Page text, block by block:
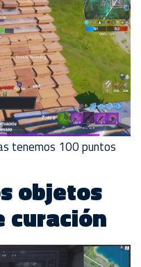
tenemos 100 puntos
objetos
curación